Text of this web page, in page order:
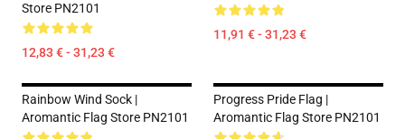
Store PN2101
12,83 € - 31,23 €
11,91 € - 31,23 €
Rainbow Wind Sock |
Aromantic Flag Store PN2101
Progress Pride Flag |
Aromantic Flag Store PN2101